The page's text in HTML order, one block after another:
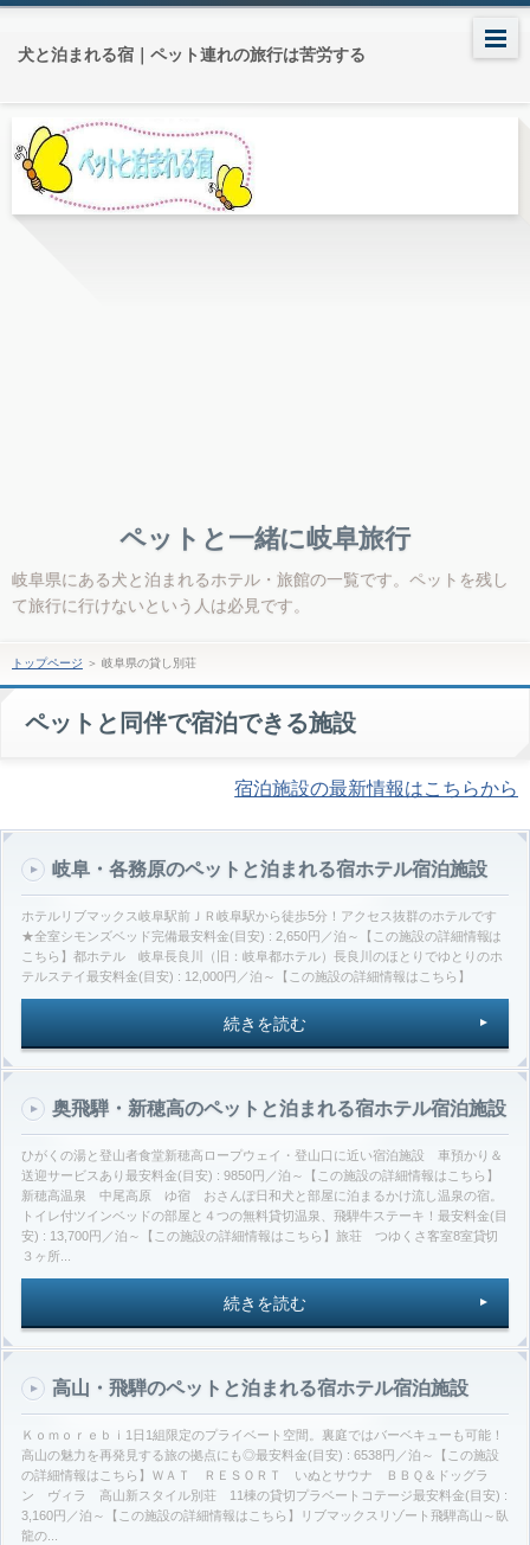
犬と泊まれる宿｜ペット連れの旅行は苦労する
ペットと一緒に岐阜旅行
岐阜県にある犬と泊まれるホテル・旅館の一覧です。ペットを残し
て旅行に行けないという人は必見です。
トップページ ＞ 岐阜県の貸し別荘
ペットと同伴で宿泊できる施設
宿泊施設の最新情報はこちらから
岐阜・各務原のペットと泊まれる宿ホテル宿泊施設
ホテルリブマックス岐阜駅前ＪＲ岐阜駅から徒歩5分！アクセス抜群のホテルです
★全室シモンズベッド完備最安料金(目安) : 2,650円／泊～【この施設の詳細情報は
こちら】都ホテル 岐阜長良川（旧：岐阜都ホテル）長良川のほとりでゆとりのホ
テルステイ最安料金(目安) : 12,000円／泊～【この施設の詳細情報はこちら】
続きを読む
奥飛騨・新穂高のペットと泊まれる宿ホテル宿泊施設
ひがくの湯と登山者食堂新穂高ロープウェイ・登山口に近い宿泊施設 車預かり＆
送迎サービスあり最安料金(目安) : 9850円／泊～【この施設の詳細情報はこちら】
新穂高温泉 中尾高原 ゆ宿 おさんぽ日和犬と部屋に泊まるかけ流し温泉の宿。
トイレ付ツインベッドの部屋と４つの無料貸切温泉、飛騨牛ステーキ！最安料金(目
安) : 13,700円／泊～【この施設の詳細情報はこちら】旅荘 つゆくさ客室8室貸切
３ヶ所...
続きを読む
高山・飛騨のペットと泊まれる宿ホテル宿泊施設
Ｋｏｍｏｒｅｂｉ1日1組限定のプライベート空間。裏庭ではバーベキューも可能！
高山の魅力を再発見する旅の拠点にも◎最安料金(目安) : 6538円／泊～【この施設
の詳細情報はこちら】ＷＡＴ ＲＥＳＯＲＴ いぬとサウナ ＢＢＱ＆ドッグラ
ン ヴィラ 高山新スタイル別荘 11棟の貸切プラベートコテージ最安料金(目安) :
3,160円／泊～【この施設の詳細情報はこちら】リブマックスリゾート飛騨高山～臥
龍の...